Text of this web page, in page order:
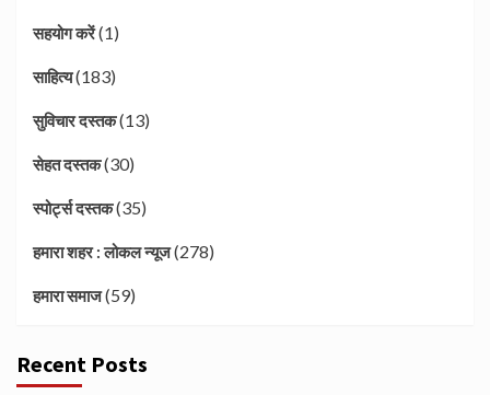
सहयोग करें(1)
साहित्य(183)
सुविचार दस्तक(13)
सेहत दस्तक(30)
स्पोर्ट्स दस्तक(35)
हमारा शहर : लोकल न्यूज(278)
हमारा समाज(59)
Recent Posts